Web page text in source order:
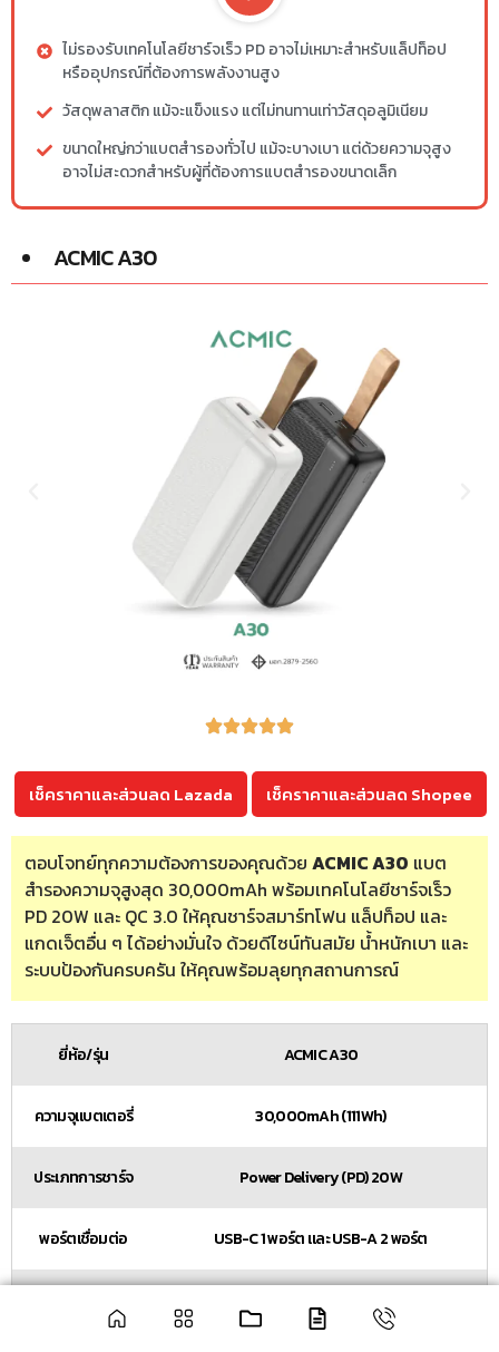
ไม่รองรับเทคโนโลยีชาร์จเร็ว PD อาจไม่เหมาะสำหรับแล็ปท็อป
หรืออุปกรณ์ที่ต้องการพลังงานสูง
วัสดุพลาสติก แม้จะแข็งแรง แต่ไม่ทนทานเท่าวัสดุอลูมิเนียม
ขนาดใหญ่กว่าแบตสำรองทั่วไป แม้จะบางเบา แต่ด้วยความจุสูง
อาจไม่สะดวกสำหรับผู้ที่ต้องการแบตสำรองขนาดเล็ก
ACMIC A30
เช็คราคาและส่วนลด Lazada เช็คราคาและส่วนลด Shopee
ตอบโจทย์ทุกความต้องการของคุณด้วย ACMIC A30 แบต
สำรองความจุสูงสุด 30,000mAh พร้อมเทคโนโลยีชาร์จเร็ว
PD 20W และ QC 3.0 ให้คุณชาร์จสมาร์ทโฟน แล็ปท็อป และ
แกดเจ็ตอื่น ๆ ได้อย่างมั่นใจ ด้วยดีไซน์ทันสมัย น้ำหนักเบา และ
ระบบป้องกันครบครัน ให้คุณพร้อมลุยทุกสถานการณ์
ยี่ห้อ/รุ่น ACMIC A30
ความจุแบตเตอรี่ 30,000mAh (111Wh)
ประเภทการชาร์จ Power Delivery (PD) 20W
พอร์ตเชื่อมต่อ USB-C 1 พอร์ต และ USB-A 2 พอร์ต